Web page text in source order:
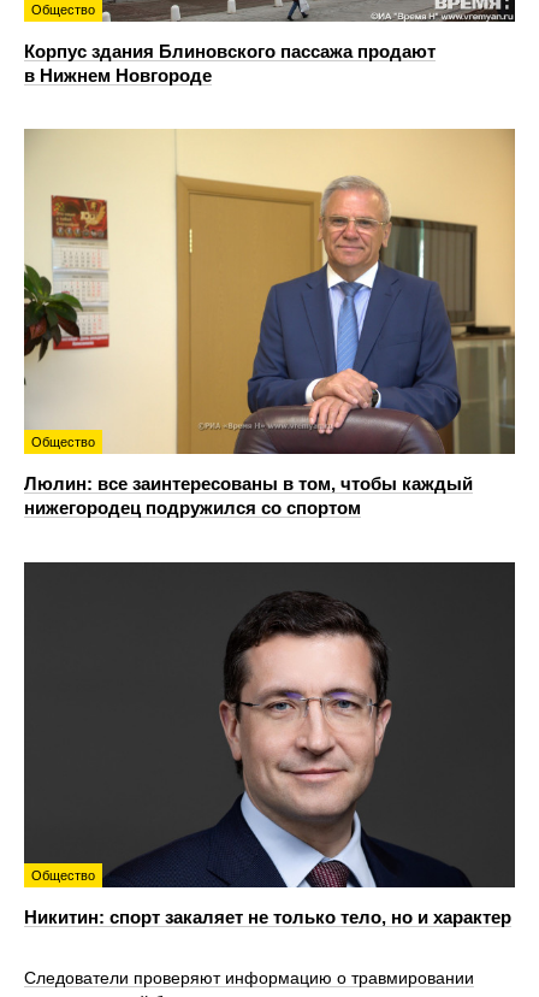
Общество
Корпус здания Блиновского пассажа продают
в Нижнем Новгороде
Общество
Люлин: все заинтересованы в том, чтобы каждый
нижегородец подружился со спортом
Общество
Никитин: спорт закаляет не только тело, но и характер
Следователи проверяют информацию о травмировании